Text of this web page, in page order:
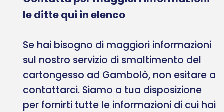
le ditte qui in elenco
Se hai bisogno di maggiori informazioni
sul nostro servizio di smaltimento del
cartongesso ad Gambolò, non esitare a
contattarci. Siamo a tua disposizione
per fornirti tutte le informazioni di cui hai